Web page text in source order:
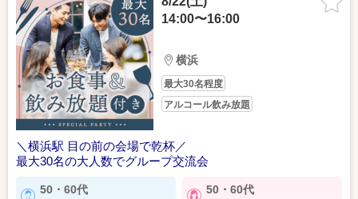
14:00〜16:00
横浜
最大30名程度
アルコール飲み放題
＼横浜駅 目の前の会場で乾杯／
最大30名の大人数でグループ交流会
50・60代 50・60代